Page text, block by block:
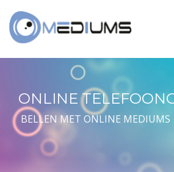
ONLINE
BELLEN MET ONLINE MEDIUMS